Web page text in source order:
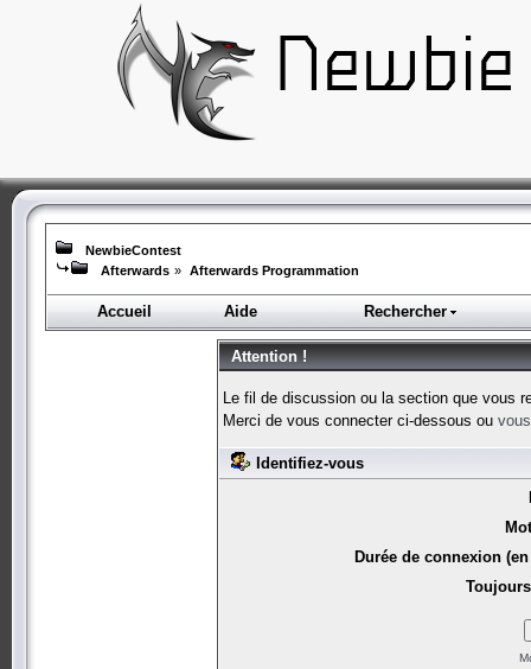
NewbieContest
Afterwards » Afterwards Programmation
Accueil Aide Rechercher
Attention !
Le fil de discussion ou la section que vous
Merci de vous connecter ci-dessous ou
Identifiez-vous
Durée de connexion